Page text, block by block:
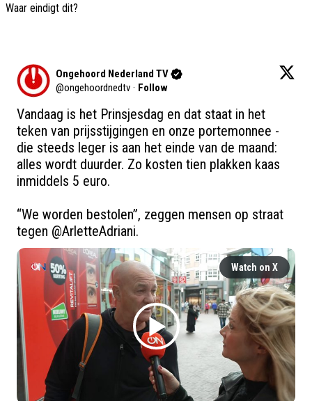
Waar eindigt dit?
Ongehoord Nederland TV
@ongehoordnedtv · Follow
Vandaag is het Prinsjesdag en dat staat in het
teken van prijsstijgingen en onze portemonnee -
die steeds leger is aan het einde van de maand:
alles wordt duurder. Zo kosten tien plakken kaas
inmiddels 5 euro.
“We worden bestolen”, zeggen mensen op straat
tegen @ArletteAdriani.
Watch on X